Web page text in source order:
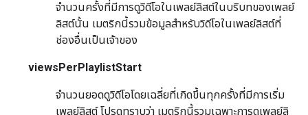
จำนวนครั้งที่มีการดูวิดีโอในเพลย์ลิสต์ในบริบทของเพลย์
ลิสต์นั้น เมตริกนี้รวมข้อมูลสำหรับวิดีโอในเพลย์ลิสต์ที่
ช่องอื่นเป็นเจ้าของ
viewsPerPlaylistStart
จำนวนยอดดูวิดีโอโดยเฉลี่ยที่เกิดขึ้นทุกครั้งที่มีการเริ่ม
เพลย์ลิสต์ โปรดทราบว่า เมตริกนี้รวมเฉพาะการดูเพลย์ลิ